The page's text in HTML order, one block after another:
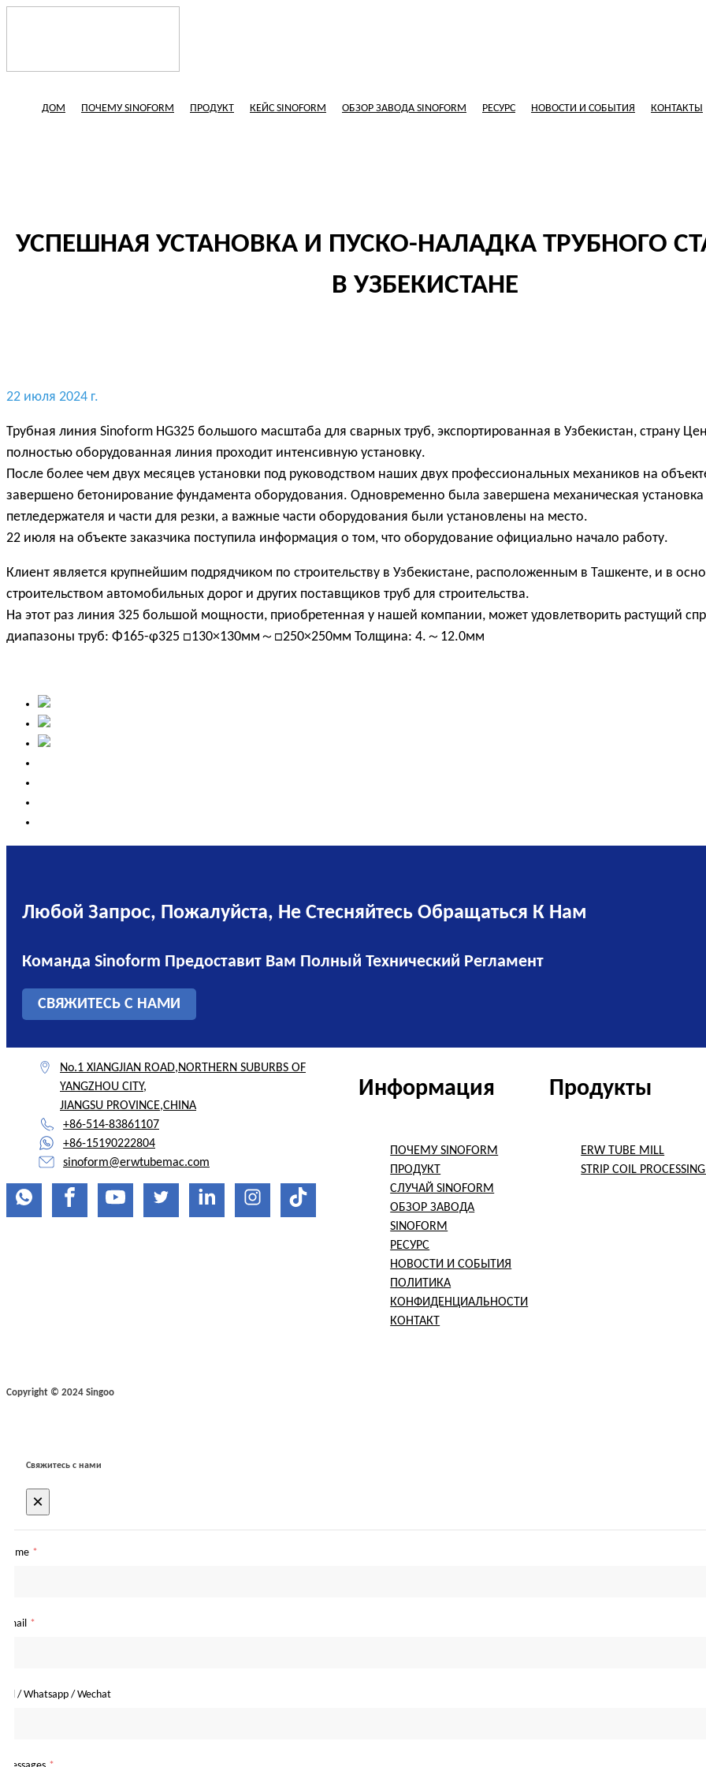
ДОМ ПОЧЕМУ SINOFORM ПРОДУКТ КЕЙС SINOFORM ОБЗОР ЗАВОДА SINOFORM РЕСУРС НОВОСТИ И СОБЫТИЯ КОНТАКТЫ
УСПЕШНАЯ УСТАНОВКА И ПУСКО-НАЛАДКА ТРУБНОГО
В УЗБЕКИСТАНЕ
22 июля 2024 г.
Трубная линия Sinoform HG325 большого масштаба для сварных труб, экспортированная в Узбекистан, страну
полностью оборудованная линия проходит интенсивную установку.
После более чем двух месяцев установки под руководством наших двух профессиональных механиков на
завершено бетонирование фундамента оборудования. Одновременно была завершена механическая
петледержателя и части для резки, а важные части оборудования были установлены на место.
22 июля на объекте заказчика поступила информация о том, что оборудование официально начало работу.
Клиент является крупнейшим подрядчиком по строительству в Узбекистане, расположенным в Ташкенте, и в
строительством автомобильных дорог и других поставщиков труб для строительства.
На этот раз линия 325 большой мощности, приобретенная у нашей компании, может удовлетворить растущий
диапазоны труб: Φ165-φ325 □130×130мм～□250×250мм Толщина: 4.～12.0мм
Любой Запрос, Пожалуйста, Не Стесняйтесь Обращаться К Нам
Команда Sinoform Предоставит Вам Полный Технический Регламент
СВЯЖИТЕСЬ С НАМИ
No.1 XIANGJIAN ROAD,NORTHERN SUBURBS OF
YANGZHOU CITY,
JIANGSU PROVINCE,CHINA
+86-514-83861107
+86-15190222804
sinoform@erwtubemac.com
Информация
ПОЧЕМУ SINOFORM
ПРОДУКТ
СЛУЧАЙ SINOFORM
ОБЗОР ЗАВОДА
SINOFORM
РЕСУРС
НОВОСТИ И СОБЫТИЯ
ПОЛИТИКА
КОНФИДЕНЦИАЛЬНОСТИ
КОНТАКТ
Продукты
ERW TUBE MILL
STRIP COIL
Copyright © 2024 Singoo
Свяжитесь с нами
×
Name *
Email *
Tel / Whatsapp / Wechat